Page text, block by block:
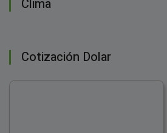
Clima
Cotización Dolar